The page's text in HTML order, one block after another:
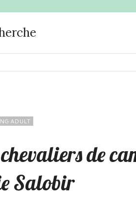
ADULT
de
Salobir